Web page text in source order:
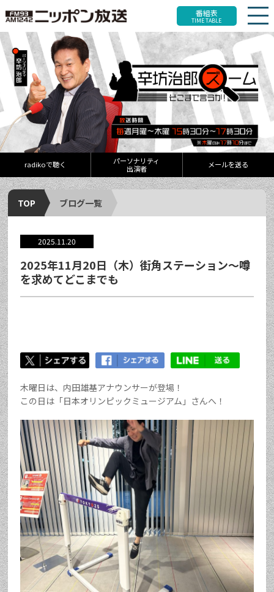
番組表
TIME TABLE
radikoで聴く
パーソナリティ
出演者
メールを送る
TOP ブログ一覧
2025.11.20
2025年11月20日（木）街角ステーション～噂
を求めてどこまでも
木曜日は、内田雄基アナウンサーが登場！
この日は「日本オリンピックミュージアム」さんへ！